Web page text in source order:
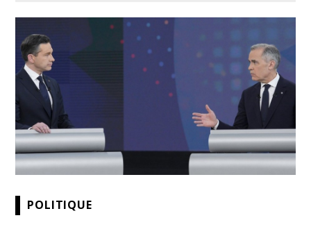
POLITIQUE